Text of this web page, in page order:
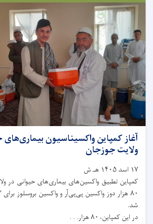
آغاز کمپاین واکسیناسیون بیماری‌های
ولایت جوزجان
۱۷ اسد ۱۴۰۵ هـ.ش
کمپاین تطبیق واکسین‌های بیماری‌های حیوانی در
۸۰ هزار دوز واکسین پی‌پی‌آر و واکسین بروسلوز برای
شد.
در این کمپاین، ۸۰ هزار. . .